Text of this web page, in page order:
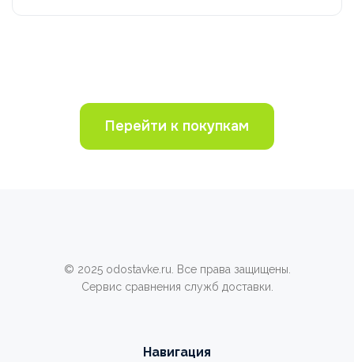
Перейти к покупкам
© 2025 odostavke.ru. Все права защищены.
Сервис сравнения служб доставки.
Навигация